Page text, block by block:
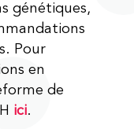
génétiques,
Pour
en
de
ici.